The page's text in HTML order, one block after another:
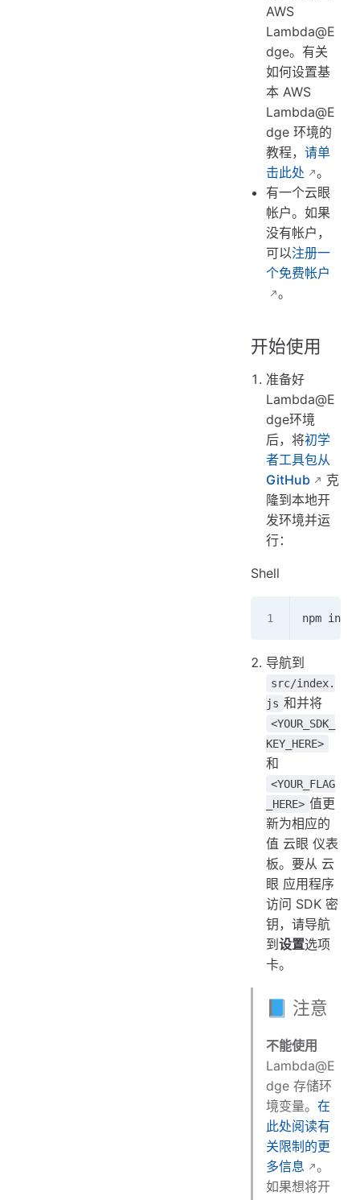
AWS
Lambda@E
dge。有关
如何设置基
本 AWS
Lambda@E
dge 环境的
教程，请单
击此处
。
有一个云眼
帐户。如果
没有帐户，
可以注册一
个免费帐户
。
开始使用
准备好
Lambda@E
dge环境
后，将初学
者工具包从
GitHub
克
隆到本地开
发环境并运
行：
Shell
npm
导航到
src/index.
js 和并将
<YOUR_SDK_
KEY_HERE>
和
<YOUR_FLAG
_HERE> 值更
新为相应的
值 云眼 仪表
板。要从 云
眼 应用程序
访问 SDK 密
钥，请导航
到设置选项
卡。
📘 注意
不能使用
Lambda@E
dge 存储环
境变量。在
此处阅读有
关限制的更
多信息
。
如果想将开